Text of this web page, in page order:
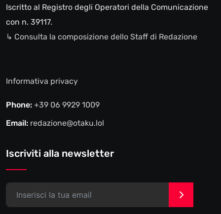
Iscritto al Registro degli Operatori della Comunicazione
con n. 39117.
↳ Consulta la composizione dello Staff di Redazione
Informativa privacy
Phone: +39 06 9929 1009
Email: redazione@otaku.lol
Iscriviti alla newsletter
>